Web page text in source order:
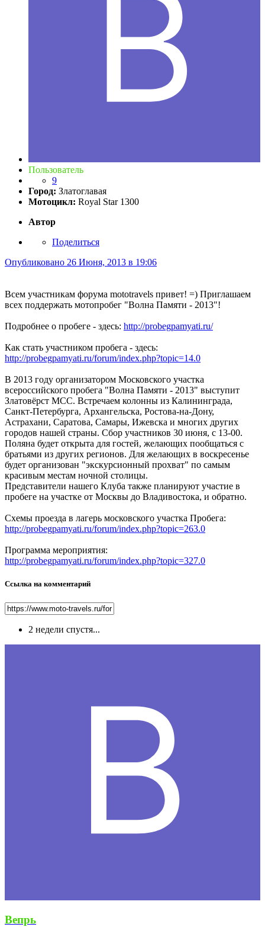
Пользователь
9
Город: Златоглавая
Мотоцикл: Royal Star 1300
Автор
Поделиться
Опубликовано 26 Июня, 2013 в 19:06
Всем участникам форума mototravels привет! =) Приглашаем
всех поддержать мотопробег "Волна Памяти - 2013"!
Подробнее о пробеге - здесь: http://probegpamyati.ru/
Как стать участником пробега - здесь:
http://probegpamyati.ru/forum/index.php?topic=14.0
В 2013 году организатором Московского участка
всероссийского пробега "Волна Памяти - 2013" выступит
Златовёрст МСС. Встречаем колонны из Калининграда,
Санкт-Петербурга, Архангельска, Ростова-на-Дону,
Астрахани, Саратова, Самары, Ижевска и многих других
городов нашей страны. Сбор участников 30 июня, с 13-00.
Поляна будет открыта для гостей, желающих пообщаться с
братьями из других регионов. Для желающих в воскресенье
будет организован "экскурсионный прохват" по самым
красивым местам ночной столицы.
Представители нашего Клуба также планируют участие в
пробеге на участке от Москвы до Владивостока, и обратно.
Схемы проезда в лагерь московского участка Пробега:
http://probegpamyati.ru/forum/index.php?topic=263.0
Программа мероприятия:
http://probegpamyati.ru/forum/index.php?topic=327.0
Ссылка на комментарий
2 недели спустя...
Вепрь